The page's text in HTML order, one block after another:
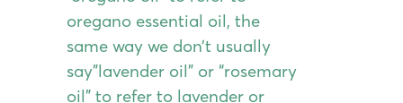
oregano essential oil, the
same way we don’t usually
say”lavender oil” or “rosemary
oil” to refer to lavender or